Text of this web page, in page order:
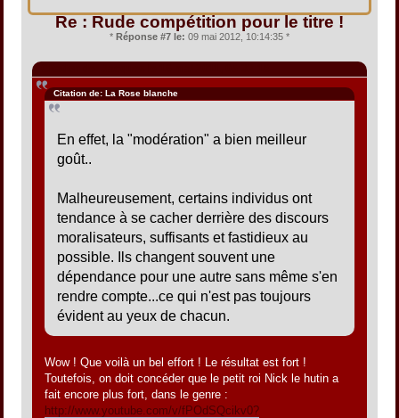
Re : Rude compétition pour le titre !
* Réponse #7 le: 09 mai 2012, 10:14:35 *
Citation de: La Rose blanche
En effet, la "modération" a bien meilleur
goût..
Malheureusement, certains individus ont
tendance à se cacher derrière des discours
moralisateurs, suffisants et fastidieux au
possible. Ils changent souvent une
dépendance pour une autre sans même s'en
rendre compte...ce qui n'est pas toujours
évident au yeux de chacun.
Wow ! Que voilà un bel effort ! Le résultat est fort !
Toutefois, on doit concéder que le petit roi Nick le hutin a
fait encore plus fort, dans le genre :
http://www.youtube.com/v/fPOdSQcikv0?